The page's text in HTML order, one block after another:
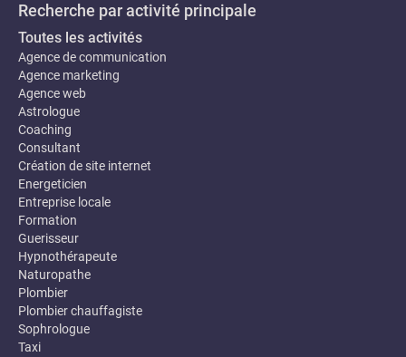
Recherche par activité principale
Toutes les activités
Agence de communication
Agence marketing
Agence web
Astrologue
Coaching
Consultant
Création de site internet
Energeticien
Entreprise locale
Formation
Guerisseur
Hypnothérapeute
Naturopathe
Plombier
Plombier chauffagiste
Sophrologue
Taxi